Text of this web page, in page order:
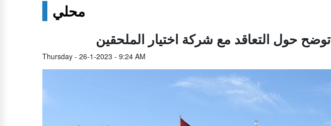
محلي
حول التعاقد مع شركة اختيار الملحقين
Thursday - 26-1-2023 - 9:24 AM